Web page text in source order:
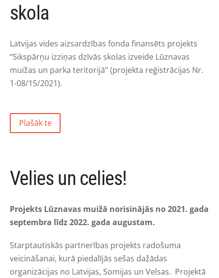
skola
Latvijas vides aizsardzības fonda finansēts projekts
“Sikspārņu izziņas dzīvās skolas izveide Lūznavas
muižas un parka teritorijā” (projekta reģistrācijas Nr.
1-08/15/2021).
Plašāk te
Velies un celies!
Projekts Lūznavas muižā norisinājās no 2021. gada
septembra līdz 2022. gada augustam.
Starptautiskās partnerības projekts radošuma
veicināšanai, kurā piedalījās sešas dažādas
organizācijas no Latvijas, Somijas un Velsas. Projektā